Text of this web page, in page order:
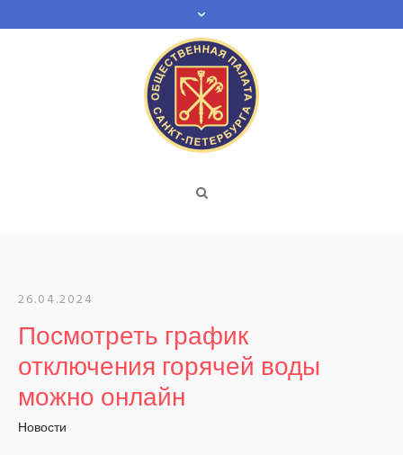
26.04.2024
Посмотреть график
отключения горячей воды
можно онлайн
Новости